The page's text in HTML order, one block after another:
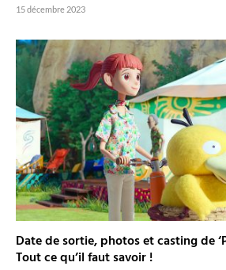
15 décembre 2023
Date de sortie, photos et casting de
Tout ce qu’il faut savoir !